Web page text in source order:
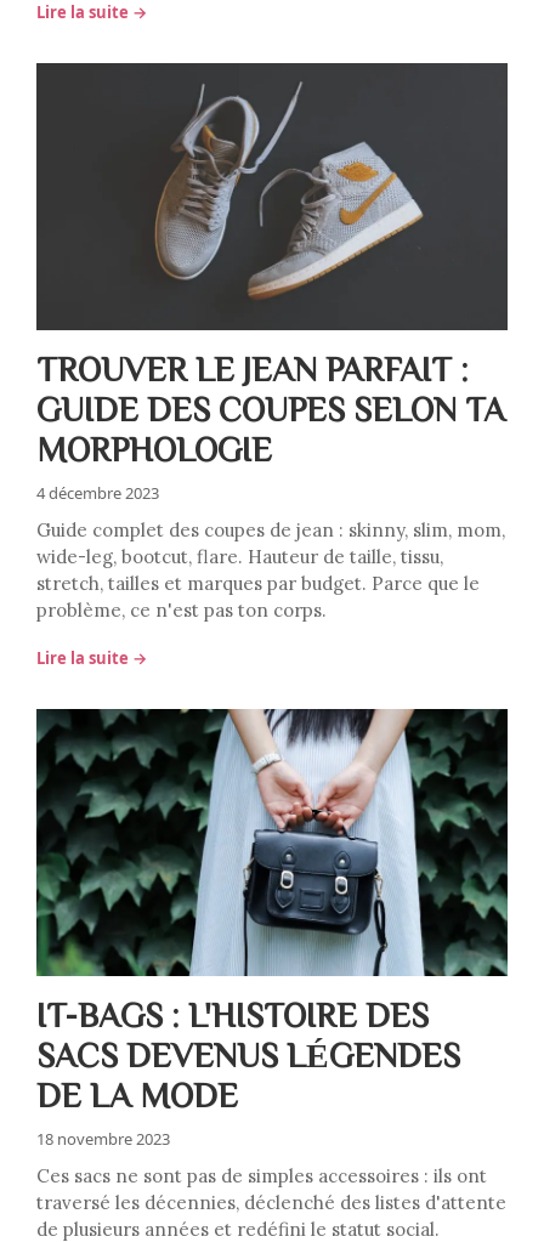
Lire la suite →
TROUVER LE JEAN PARFAIT :
GUIDE DES COUPES SELON TA
MORPHOLOGIE
4 décembre 2023
Guide complet des coupes de jean : skinny, slim, mom,
wide-leg, bootcut, flare. Hauteur de taille, tissu,
stretch, tailles et marques par budget. Parce que le
problème, ce n'est pas ton corps.
Lire la suite →
IT-BAGS : L'HISTOIRE DES
SACS DEVENUS LÉGENDES
DE LA MODE
18 novembre 2023
Ces sacs ne sont pas de simples accessoires : ils ont
traversé les décennies, déclenché des listes d'attente
de plusieurs années et redéfini le statut social.